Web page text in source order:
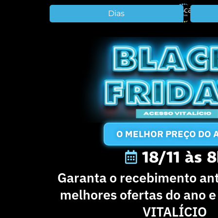
Dias
O MELHOR PREÇO DO
18/11 às
Garanta o recebimento
melhores ofertas do ano
VITALÍCIO